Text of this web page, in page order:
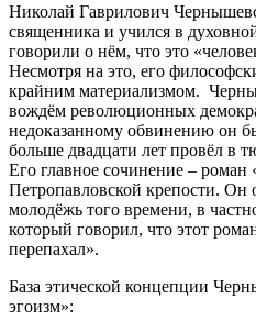
Николай Гаврилович
священника и учился в
говорили о нём, что это
Несмотря на это, его
крайним материализмом.
вождём революционных
недоказанному обвинению он
больше двадцати лет провёл в
Его главное сочинение – роман
Петропавловской крепости. Он
молодёжь того времени, в
который говорил, что этот
перепахал».
База этической концепции
эгоизм»: